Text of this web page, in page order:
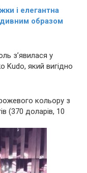
і елегантна
образом
з’явилася у
Kudo, який вигідно
кольору з
(370 доларів, 10